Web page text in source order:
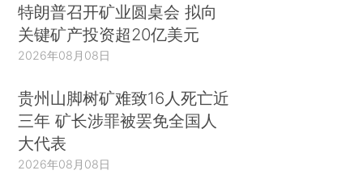
特朗普召开矿业圆桌会 拟向
关键矿产投资超20亿美元
2026年08月08日
贵州山脚树矿难致16人死亡近
三年 矿长涉罪被罢免全国人
大代表
2026年08月08日